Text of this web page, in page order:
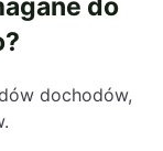
do
dochodów,